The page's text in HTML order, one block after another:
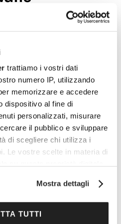
trattiamo i vostri dati
numero IP, utilizzando
memorizzare e accedere
dispositivo al fine di
personalizzati, misurare
il pubblico e sviluppare
di scegliere chi utilizza i
Le vostre scelte in materia di
consenso in qualsiasi
privacy.
Mostra dettagli
TUTTI
voluto sapere sulla
avete avuto il coraggio di
FILM